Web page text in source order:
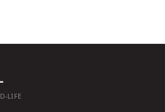
LIFE